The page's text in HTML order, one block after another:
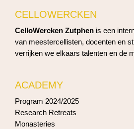
CELLOWERCKEN
CelloWercken Zutphen is een
van meestercellisten, docenten en
verrijken we elkaars talenten en de
ACADEMY
Program 2024/2025
Research Retreats
Monasteries